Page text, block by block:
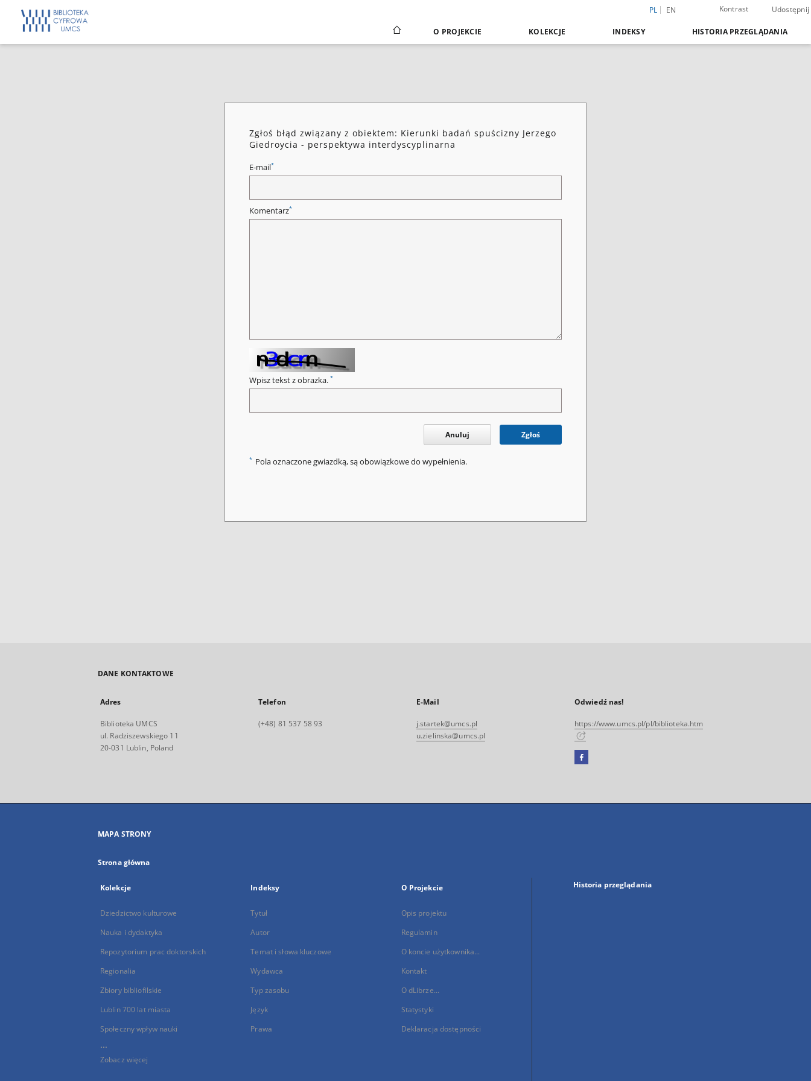
PL EN Kontrast Udostępnij
O PROJEKCIE KOLEKCJE INDEKSY HISTORIA PRZEGLĄDANIA
Zgłoś błąd związany z obiektem: Kierunki badań spuścizny Jerzego
Giedroycia - perspektywa interdyscyplinarna
E-mail*
Komentarz*
Wpisz tekst z obrazka. *
Anuluj Zgłoś
* Pola oznaczone gwiazdką, są obowiązkowe do wypełnienia.
DANE KONTAKTOWE
Adres
Biblioteka UMCS
ul. Radziszewskiego 11
20-031 Lublin, Poland
Telefon
(+48) 81 537 58 93
E-Mail
j.startek@umcs.pl
u.zielinska@umcs.pl
Odwiedź nas!
https://www.umcs.pl/pl/biblioteka.htm
Facebook
się
MAPA STRONY
Strona główna
Kolekcje
Dziedzictwo kulturowe
Nauka i dydaktyka
Repozytorium prac doktorskich
Regionalia
Zbiory bibliofilskie
Lublin 700 lat miasta
Społeczny wpływ nauki
...
Zobacz więcej
Indeksy
Tytuł
Autor
Temat i słowa kluczowe
Wydawca
Typ zasobu
Język
Prawa
O Projekcie
Opis projektu
Regulamin
O koncie użytkownika...
Kontakt
O dLibrze...
Statystyki
Deklaracja dostępności
Historia przeglądania